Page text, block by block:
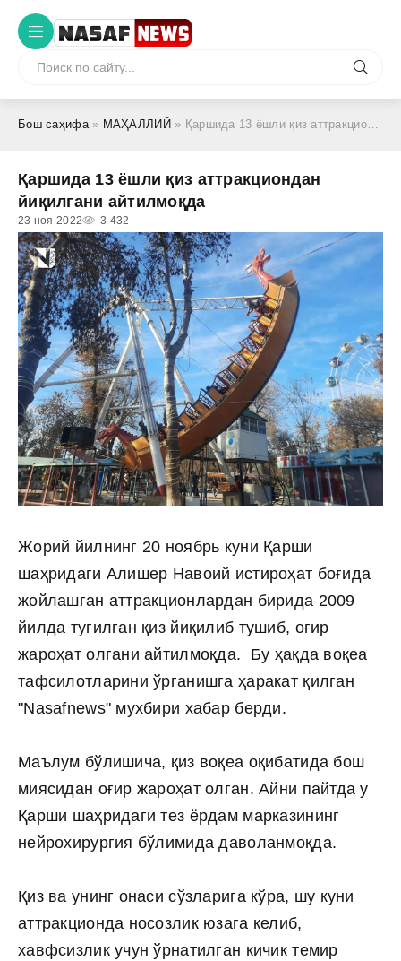
Бош саҳифа» МАҲАЛЛИЙ » Қаршида 13 ёшли қиз аттракциондан йиқилгани айтилмоқда
Қаршида 13 ёшли қиз аттракциондан
йиқилгани айтилмоқда
23 ноя 2022 3 432
Жорий йилнинг 20 ноябрь куни Қарши
шаҳридаги Алишер Навоий истироҳат боғида
жойлашган аттракционлардан бирида 2009
йилда туғилган қиз йиқилиб тушиб, оғир
жароҳат олгани айтилмоқда. Бу ҳақда воқеа
тафсилотларини ўрганишга ҳаракат қилган
"Nasafnews" мухбири хабар берди.
Маълум бўлишича, қиз воқеа оқибатида бош
миясидан оғир жароҳат олган. Айни пайтда у
Қарши шаҳридаги тез ёрдам марказининг
нейрохирургия бўлимида даволанмоқда.
Қиз ва унинг онаси сўзларига кўра, шу куни
аттракционда носозлик юзага келиб,
хавфсизлик учун ўрнатилган кичик темир